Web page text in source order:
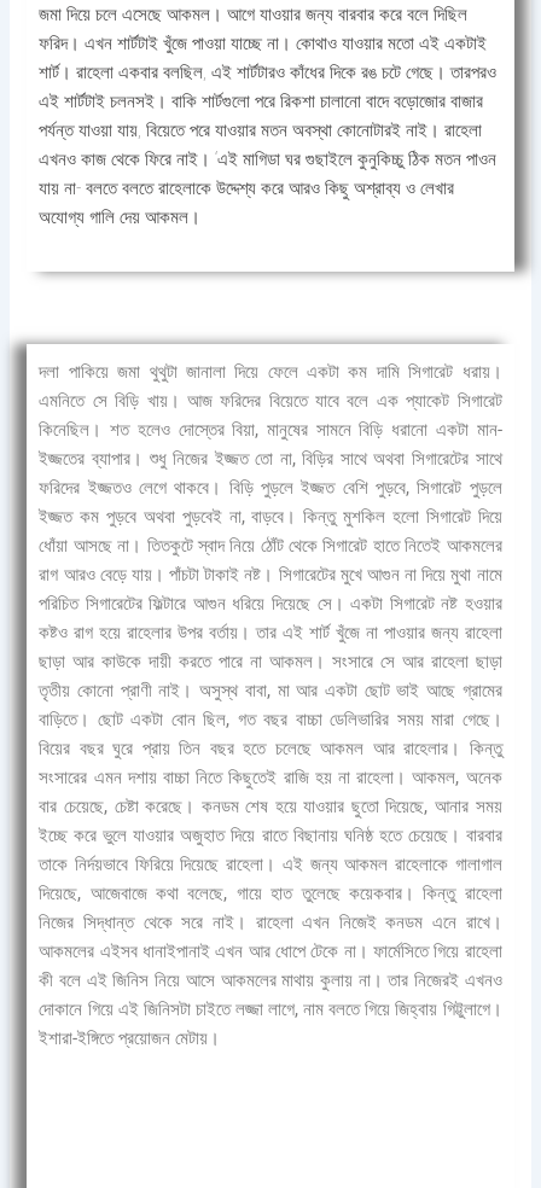
জমা দিয়ে চলে এসেছে আকমল। আগে যাওয়ার জন্য বারবার করে বলে দিছিল
ফরিদ। এখন শার্টটাই খুঁজে পাওয়া যাচ্ছে না। কোথাও যাওয়ার মতো এই একটাই
শার্ট। রাহেলা একবার বলছিল, এই শার্টটারও কাঁধের দিকে রঙ চটে গেছে। তারপরও
এই শার্টটাই চলনসই। বাকি শার্টগুলো পরে রিকশা চালানো বাদে বড়োজোর বাজার
পর্যন্ত যাওয়া যায়, বিয়েতে পরে যাওয়ার মতন অবস্থা কোনোটারই নাই। রাহেলা
এখনও কাজ থেকে ফিরে নাই। ‘এই মাগিডা ঘর গুছাইলে কুনুকিচ্চু ঠিক মতন পাওন
যায় না- বলতে বলতে রাহেলাকে উদ্দেশ্য করে আরও কিছু অশ্রাব্য ও লেখার
অযোগ্য গালি দেয় আকমল।
দলা পাকিয়ে জমা থুথুটা জানালা দিয়ে ফেলে একটা কম দামি সিগারেট ধরায়।
এমনিতে সে বিড়ি খায়। আজ ফরিদের বিয়েতে যাবে বলে এক প্যাকেট সিগারেট
কিনেছিল। শত হলেও দোস্তের বিয়া, মানুষের সামনে বিড়ি ধরানো একটা মান-
ইজ্জতের ব্যাপার। শুধু নিজের ইজ্জত তো না, বিড়ির সাথে অথবা সিগারেটের সাথে
ফরিদের ইজ্জতও লেগে থাকবে। বিড়ি পুড়লে ইজ্জত বেশি পুড়বে, সিগারেট পুড়লে
ইজ্জত কম পুড়বে অথবা পুড়বেই না, বাড়বে। কিন্তু মুশকিল হলো সিগারেট দিয়ে
ধোঁয়া আসছে না। তিতকুটে স্বাদ নিয়ে ঠোঁট থেকে সিগারেট হাতে নিতেই আকমলের
রাগ আরও বেড়ে যায়। পাঁচটা টাকাই নষ্ট। সিগারেটের মুখে আগুন না দিয়ে মুথা নামে
পরিচিত সিগারেটের ফিল্টারে আগুন ধরিয়ে দিয়েছে সে। একটা সিগারেট নষ্ট হওয়ার
কষ্টও রাগ হয়ে রাহেলার উপর বর্তায়। তার এই শার্ট খুঁজে না পাওয়ার জন্য রাহেলা
ছাড়া আর কাউকে দায়ী করতে পারে না আকমল। সংসারে সে আর রাহেলা ছাড়া
তৃতীয় কোনো প্রাণী নাই। অসুস্থ বাবা, মা আর একটা ছোট ভাই আছে গ্রামের
বাড়িতে। ছোট একটা বোন ছিল, গত বছর বাচ্চা ডেলিভারির সময় মারা গেছে।
বিয়ের বছর ঘুরে প্রায় তিন বছর হতে চলেছে আকমল আর রাহেলার। কিন্তু
সংসারের এমন দশায় বাচ্চা নিতে কিছুতেই রাজি হয় না রাহেলা। আকমল, অনেক
বার চেয়েছে, চেষ্টা করেছে। কনডম শেষ হয়ে যাওয়ার ছুতো দিয়েছে, আনার সময়
ইচ্ছে করে ভুলে যাওয়ার অজুহাত দিয়ে রাতে বিছানায় ঘনিষ্ঠ হতে চেয়েছে। বারবার
তাকে নির্দয়ভাবে ফিরিয়ে দিয়েছে রাহেলা। এই জন্য আকমল রাহেলাকে গালাগাল
দিয়েছে, আজেবাজে কথা বলেছে, গায়ে হাত তুলেছে কয়েকবার। কিন্তু রাহেলা
নিজের সিদ্ধান্ত থেকে সরে নাই। রাহেলা এখন নিজেই কনডম এনে রাখে।
আকমলের এইসব ধানাইপানাই এখন আর ধোপে টেকে না। ফার্মেসিতে গিয়ে রাহেলা
কী বলে এই জিনিস নিয়ে আসে আকমলের মাথায় কুলায় না। তার নিজেরই এখনও
দোকানে গিয়ে এই জিনিসটা চাইতে লজ্জা লাগে, নাম বলতে গিয়ে জিহ্বায় গিট্টুলাগে।
ইশারা-ইঙ্গিতে প্রয়োজন মেটায়।